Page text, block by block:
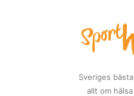
Sveriges
allt om